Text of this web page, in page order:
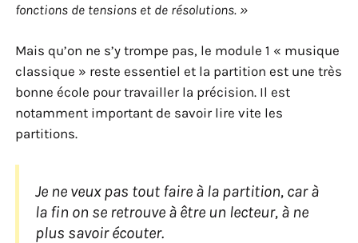
fonctions de tensions et de résolutions. »
Mais qu’on ne s’y trompe pas, le module 1 « musique
classique » reste essentiel et la partition est une très
bonne école pour travailler la précision. Il est
notamment important de savoir lire vite les
partitions.
Je ne veux pas tout faire à la partition, car à
la fin on se retrouve à être un lecteur, à ne
plus savoir écouter.